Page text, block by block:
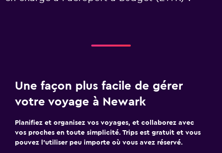
Une façon plus facile de gérer
votre voyage à Newark
Planifiez et organisez vos voyages, et collaborez avec
vos proches en toute simplicité. Trips est gratuit et vous
pouvez l’utiliser peu importe où vous avez réservé.